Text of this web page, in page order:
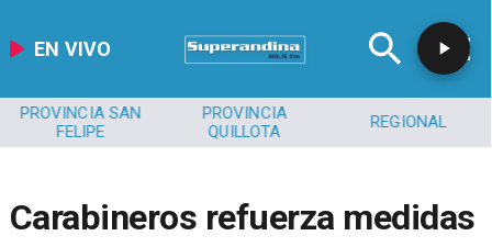
EN VIVO
PROVINCIA SAN
FELIPE
PROVINCIA
QUILLOTA
REGIONAL
Carabineros refuerza medidas